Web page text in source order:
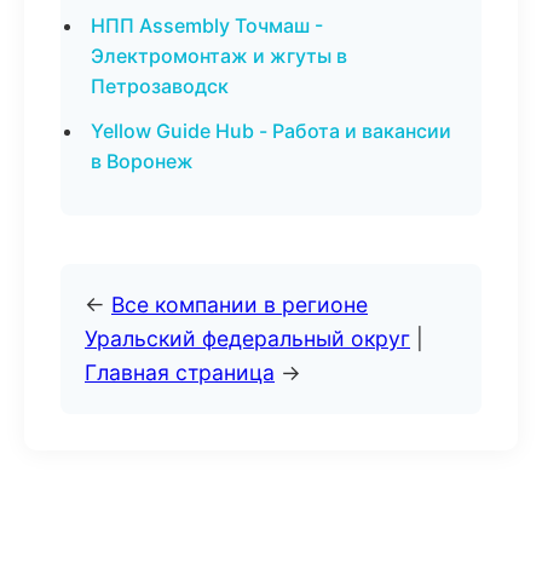
НПП Assembly Точмаш -
Электромонтаж и жгуты в
Петрозаводск
Yellow Guide Hub - Работа и вакансии
в Воронеж
← Все компании в регионе
Уральский федеральный округ
Главная страница →